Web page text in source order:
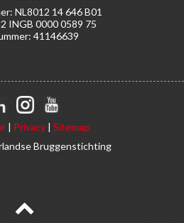
NL8012 14 646 B01
INGB 0000 0589 75
41146639
| Privacy | Sitemap
Bruggenstichting